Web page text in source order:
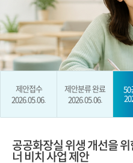
제안접수
2026.05.06.
제안분류 완료
2026.05.06.
50
공공화장실 위생 개선을 위
너 비치 사업 제안